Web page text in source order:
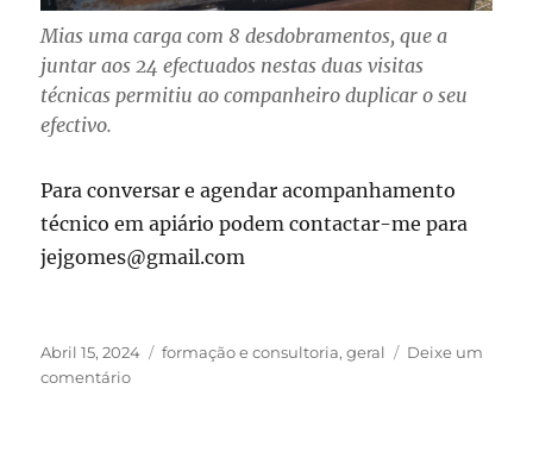
Mias uma carga com 8 desdobramentos, que a
juntar aos 24 efectuados nestas duas visitas
técnicas permitiu ao companheiro duplicar o seu
efectivo.
Para conversar e agendar acompanhamento
técnico em apiário podem contactar-me para
jejgomes@gmail.com
Publicado
em
Abril 15, 2024 Categorias
formação e consultoria,geral
Deixe um
comentáriosobre